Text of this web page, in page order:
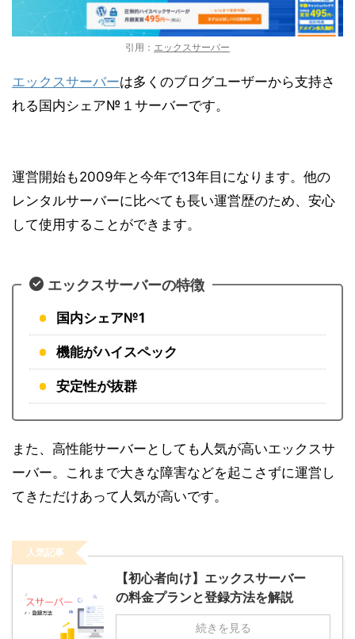
引用： エックスサーバー
エックスサーバーは多くのブログユーザーから支持さ
れる 国内シェア№１サーバーです。
運営開始も2009年と今年で13年目になります。他の
レンタルサーバーに比べても長い運営歴のため、安心
して使用することができます。
エックスサーバーの特徴
国内シェア№1
機能がハイスペック
安定性が抜群
また、高性能サーバーとしても人気が高いエックスサ
ーバー。これまで大きな障害などを起こさずに運営し
てきただけあって人気が高いです。
人気記事
【初心者向け】エックスサーバー
の料金プランと登録方法を解説
続きを見る